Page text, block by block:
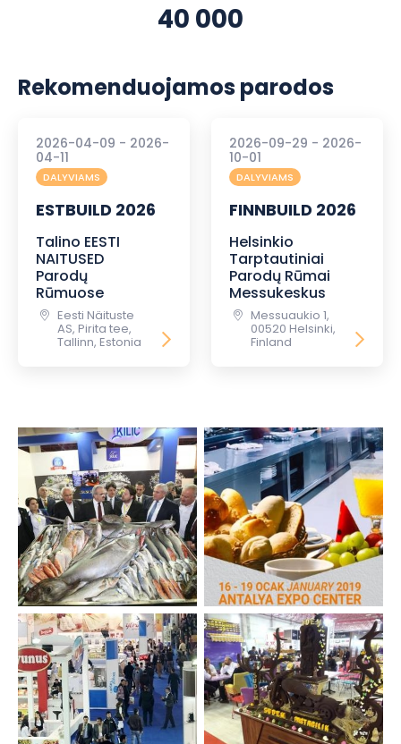
40 000
Rekomenduojamos parodos
2026-04-09 - 2026-
04-11
DALYVIAMS
ESTBUILD 2026
Talino EESTI
NAITUSED
Parodų
Rūmuose
Eesti Näituste
AS, Pirita tee,
Tallinn, Estonia
2026-09-29 - 2026-
10-01
DALYVIAMS
FINNBUILD 2026
Helsinkio
Tarptautiniai
Parodų Rūmai
Messukeskus
Messuaukio 1,
00520 Helsinki,
Finland